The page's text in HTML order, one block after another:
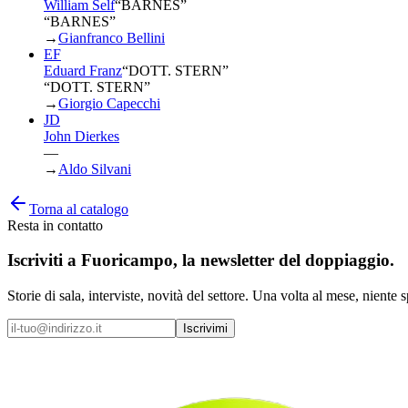
William Self“BARNES”
“BARNES”
→Gianfranco Bellini
EF
Eduard Franz“DOTT. STERN”
“DOTT. STERN”
→Giorgio Capecchi
JD
John Dierkes
—
→ Aldo Silvani
Torna al catalogo
Resta in contatto
Iscriviti a Fuoricampo, la newsletter del doppiaggio.
Storie di sala, interviste, novità del settore. Una volta al mese, niente
Iscrivimi